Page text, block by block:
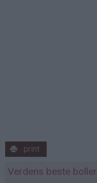
print
Verdens beste boller